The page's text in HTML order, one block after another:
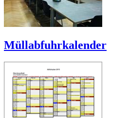
Müllabfuhrkalender